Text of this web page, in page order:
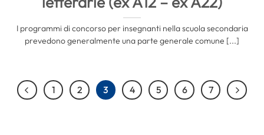
I programmi di concorso per insegnanti nella scuola secondaria
prevedono generalmente una parte generale comune [...]
1 2 3 4 5 6 7